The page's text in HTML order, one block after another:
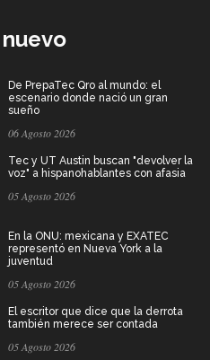
De PrepaTec Qro al mundo: el
escenario donde nació un gran
sueño
06 Agosto 2026
Tec y UT Austin buscan "devolver la
voz" a hispanohablantes con afasia
05 Agosto 2026
En la ONU: mexicana y EXATEC
representó en Nueva York a la
juventud
05 Agosto 2026
El escritor que dice que la derrota
también merece ser contada
05 Agosto 2026